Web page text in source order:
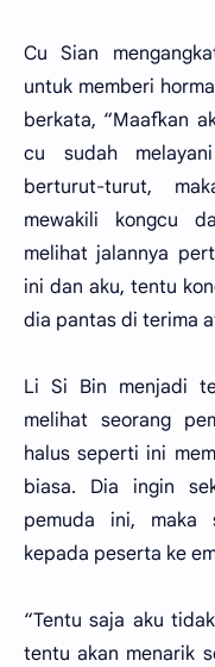
Cu Sian
untuk memberi
berkata, “Maafkan
cu sudah
berturut-turut,
mewakili kongcu
melihat jalannya
ini dan aku, tentu
dia pantas di terima
Li Si Bin menjadi
melihat seorang
halus seperti ini
biasa. Dia ingin
pemuda ini, maka
kepada peserta ke
“Tentu saja aku
tentu akan menarik